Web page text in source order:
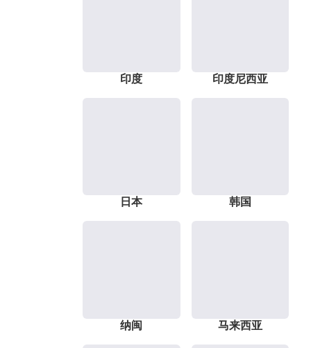
印度 印度尼西亚
日本 韩国
纳闽 马来西亚